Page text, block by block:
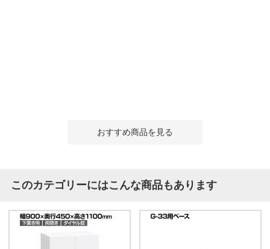
おすすめ商品を見る
このカテゴリーにはこんな商品もあります